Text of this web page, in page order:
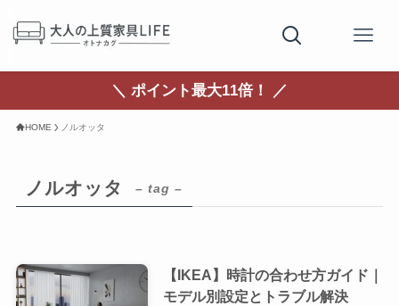
＼ ポイント最大11倍！ ／
HOME ノルオッタ
ノルオッタ – tag –
【IKEA】時計の合わせ方ガイド｜
モデル別設定とトラブル解決